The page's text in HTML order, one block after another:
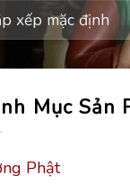
Mục Sản
Phật